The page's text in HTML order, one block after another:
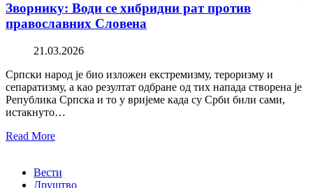
Зворнику: Води се хибридни рат против
православних Словена
21.03.2026
Српски народ је био изложен екстремизму, тероризму и
сепаратизму, а као резултат одбране од тих напада створена је
Република Српска и то у вријеме када су Срби били сами,
истакнуто…
Read More
Вести
Друштво